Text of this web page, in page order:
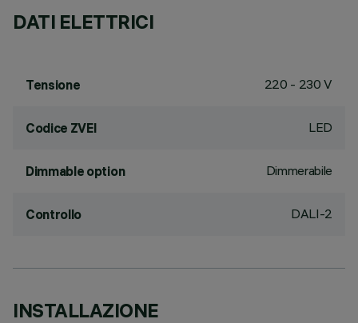
DATI ELETTRICI
Tensione 220 - 230 V
Codice ZVEI LED
Dimmable option Dimmerabile
Controllo DALI-2
INSTALLAZIONE